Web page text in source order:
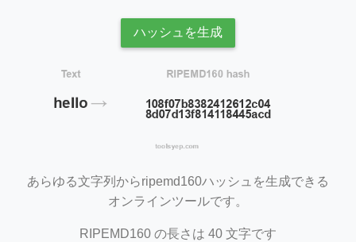
ハッシュを生成
あらゆる文字列からripemd160ハッシュを生成できる
オンラインツールです。
RIPEMD160 の長さは 40 文字です